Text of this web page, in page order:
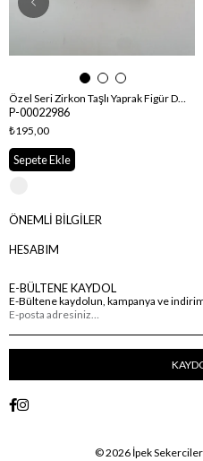
Özel Seri Zirkon Taşlı Yaprak Figür Detay Ayarlanabilir Yüzük
P-00022986
₺195,00
Sepete Ekle
ÖNEMLİ BİLGİLER
HESABIM
E-BÜLTENE KAYDOL
E-Bültene kaydolun, kampanya ve
© 2026 İpek Sekerciler